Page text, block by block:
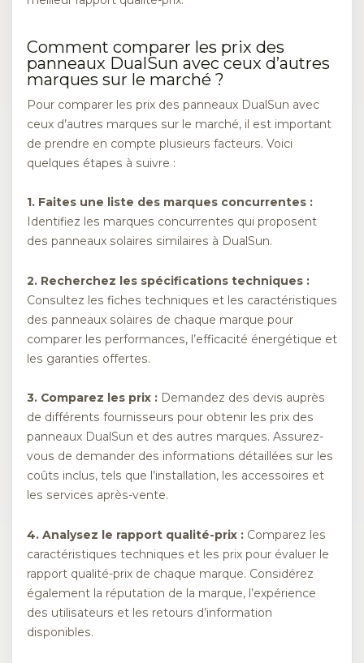
Comment comparer les prix des
panneaux DualSun avec ceux d’autres
marques sur le marché ?
Pour comparer les prix des panneaux DualSun avec
ceux d’autres marques sur le marché, il est important
de prendre en compte plusieurs facteurs. Voici
quelques étapes à suivre :
1. Faites une liste des marques concurrentes :
Identifiez les marques concurrentes qui proposent
des panneaux solaires similaires à DualSun.
2. Recherchez les spécifications techniques :
Consultez les fiches techniques et les caractéristiques
des panneaux solaires de chaque marque pour
comparer les performances, l’efficacité énergétique et
les garanties offertes.
3. Comparez les prix : Demandez des devis auprès
de différents fournisseurs pour obtenir les prix des
panneaux DualSun et des autres marques. Assurez-
vous de demander des informations détaillées sur les
coûts inclus, tels que l’installation, les accessoires et
les services après-vente.
4. Analysez le rapport qualité-prix : Comparez les
caractéristiques techniques et les prix pour évaluer le
rapport qualité-prix de chaque marque. Considérez
également la réputation de la marque, l’expérience
des utilisateurs et les retours d’information
disponibles.